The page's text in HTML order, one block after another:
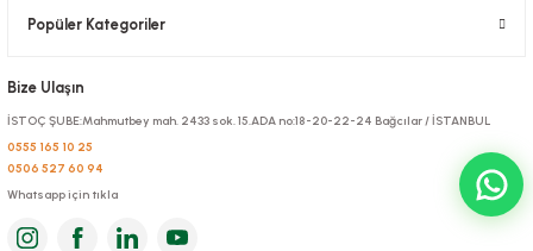
Z Katlı Havlu Kağıt 2 katlı 21 cm 12 Paketli Koli
Popüler Kategoriler
Bize Ulaşın
İSTOÇ ŞUBE:Mahmutbey mah. 2433 sok. 15.ADA no:18-20-22-24 Bağcılar / İSTANBUL
0555 165 10 25
0506 527 60 94
Whatsapp için tıkla